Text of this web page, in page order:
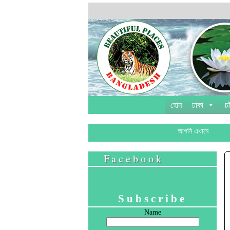
হোম ঢাকা
আপনি এখানে
Facebook
Subscribe
Name